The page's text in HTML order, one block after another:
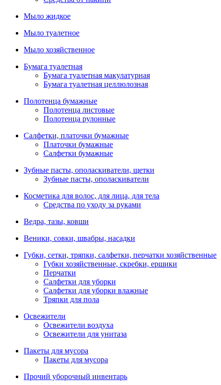
Мыло жидкое
Мыло туалетное
Мыло хозяйственное
Бумага туалетная
Бумага туалетная макулатурная
Бумага туалетная целлюлозная
Полотенца бумажные
Полотенца листовые
Полотенца рулонные
Салфетки, платочки бумажные
Платочки бумажные
Салфетки бумажные
Зубные пасты, ополаскиватели, щетки
Зубные пасты, ополаскиватели
Косметика для волос, для лица, для тела
Средства по уходу за руками
Ведра, тазы, ковши
Веники, совки, швабры, насадки
Губки, сетки, тряпки, салфетки, перчатки хозяйственные
Губки хозяйственные, скребки, ершики
Перчатки
Салфетки для уборки
Салфетки для уборки влажные
Тряпки для пола
Освежители
Освежители воздуха
Освежители для унитаза
Пакеты для мусора
Пакеты для мусора
Прочий уборочный инвентарь